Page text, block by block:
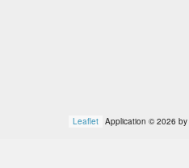
Leaflet Application © 2026 by